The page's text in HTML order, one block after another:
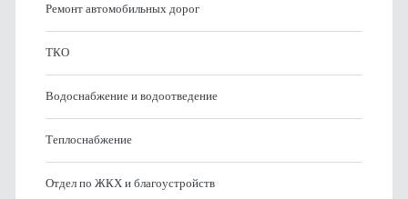
Ремонт автомобильных дорог
ТКО
Водоснабжение и водоотведение
Теплоснабжение
Отдел по ЖКХ и благоустройств